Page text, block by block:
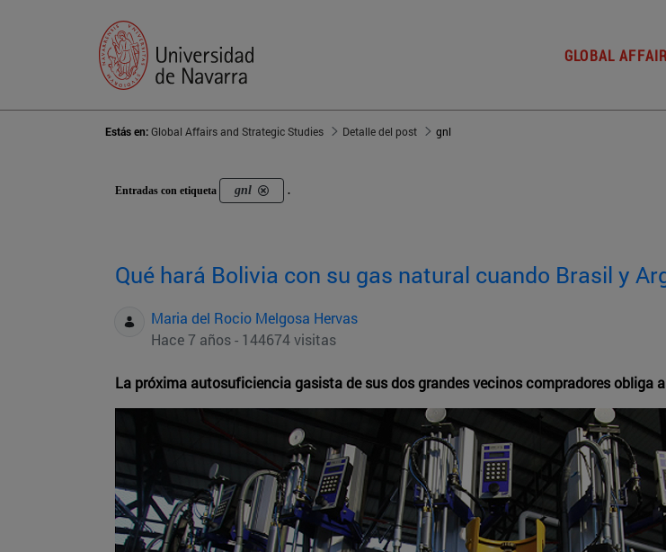
GLOBAL
Estás en:Global Affairs and Strategic Studies Detalle del post gnl
Entradas con etiqueta gnl .
Qué hará Bolivia con su gas natural cuando Brasil y
Maria del Rocio Melgosa Hervas
Hace 7 años - 144674 visitas
La próxima autosuficiencia gasista de sus dos grandes vecinos compradores obliga